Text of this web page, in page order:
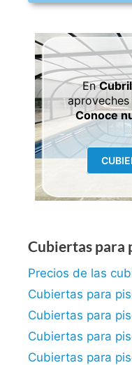
En
Conoce
Cubiertas para
Precios de las
Cubiertas para
Cubiertas para
Cubiertas para
Cubiertas para